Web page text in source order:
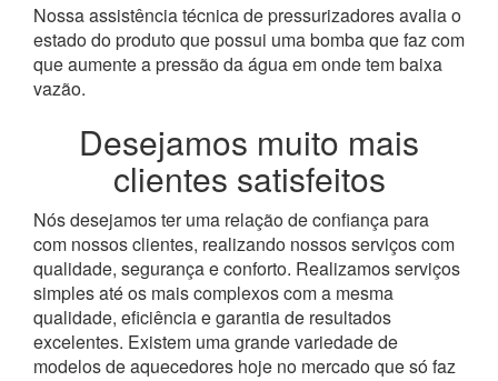
Nossa assistência técnica de pressurizadores avalia o
estado do produto que possui uma bomba que faz com
que aumente a pressão da água em onde tem baixa
vazão.
Desejamos muito mais
clientes satisfeitos
Nós desejamos ter uma relação de confiança para
com nossos clientes, realizando nossos serviços com
qualidade, segurança e conforto. Realizamos serviços
simples até os mais complexos com a mesma
qualidade, eficiência e garantia de resultados
excelentes. Existem uma grande variedade de
modelos de aquecedores hoje no mercado que só faz